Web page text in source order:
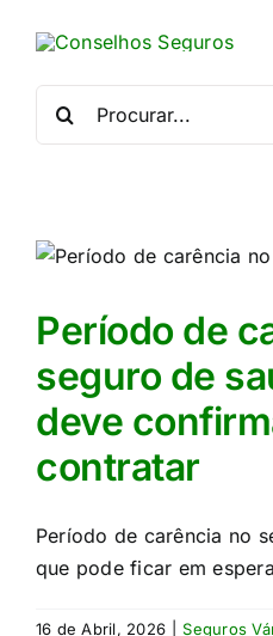
content
por:
Período de
seguro de
deve
contratar
Período de carência no
que pode ficar em
16 de Abril, 2026 Seguros